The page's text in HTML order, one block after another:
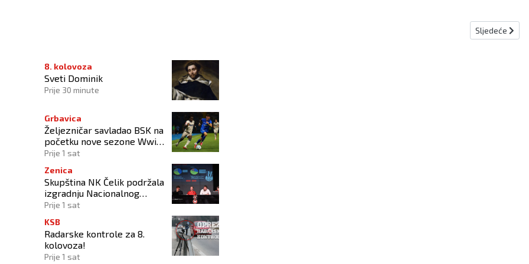
NJEGOVIH SNOVA" Sljedeći
Sljedeće
8. kolovoza
Sveti Dominik
Prije 30 minute
Grbavica
Željezničar savladao BSK na
početku nove sezone Wwin
lige BiH
Prije 1 sat
Zenica
Skupština NK Čelik podržala
izgradnju Nacionalnog
stadiona
Prije 1 sat
KSB
Radarske kontrole za 8.
kolovoza!
Prije 1 sat